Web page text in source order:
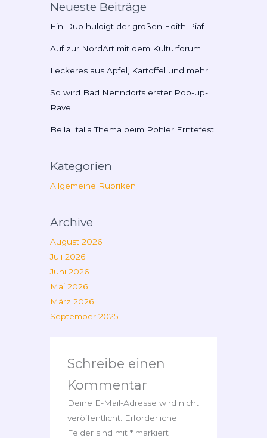
Neueste Beiträge
Ein Duo huldigt der großen Edith Piaf
Auf zur NordArt mit dem Kulturforum
Leckeres aus Apfel, Kartoffel und mehr
So wird Bad Nenndorfs erster Pop-up-
Rave
Bella Italia Thema beim Pohler Erntefest
Kategorien
Allgemeine Rubriken
Archive
August 2026
Juli 2026
Juni 2026
Mai 2026
März 2026
September 2025
Schreibe einen
Kommentar
Deine E-Mail-Adresse wird nicht
veröffentlicht.
Erforderliche
Felder sind mit* markiert